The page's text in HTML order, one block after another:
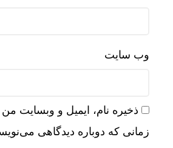
وب‌ سایت
ذخیره نام، ایمیل و وبسایت
زمانی که دوباره دیدگاهی